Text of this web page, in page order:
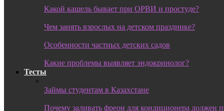
Какой кашель бывает при ОРВИ и простуде?
Чем занять взрослых на детском празднике?
Особенности частных детских садов
Какие проблемы выявляет эндокринолог?
Тесты
Займы студентам в Казахстане
Почему заливать фреон для кондиционера должен